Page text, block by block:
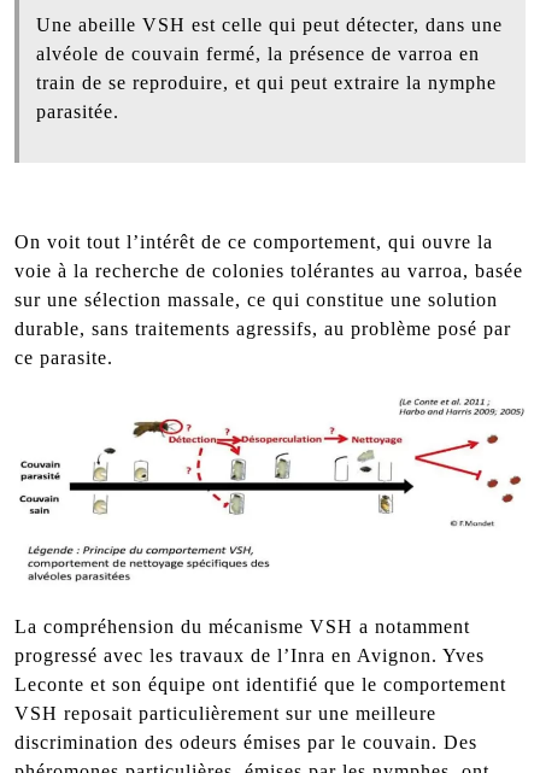
Une abeille VSH est celle qui peut détecter, dans une
alvéole de couvain fermé, la présence de varroa en
train de se reproduire, et qui peut extraire la nymphe
parasitée.
On voit tout l’intérêt de ce comportement, qui ouvre la
voie à la recherche de colonies tolérantes au varroa, basée
sur une sélection massale, ce qui constitue une solution
durable, sans traitements agressifs, au problème posé par
ce parasite.
La compréhension du mécanisme VSH a notamment
progressé avec les travaux de l’Inra en Avignon. Yves
Leconte et son équipe ont identifié que le comportement
VSH reposait particulièrement sur une meilleure
discrimination des odeurs émises par le couvain. Des